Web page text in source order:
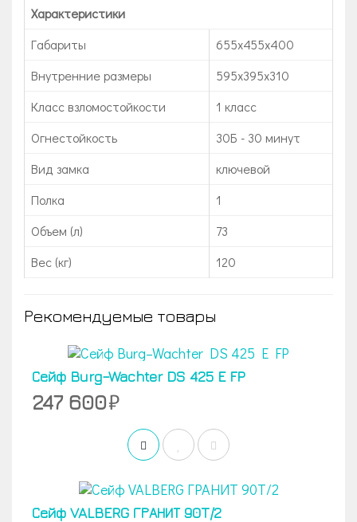
Характеристики
Габариты
655x455x400
Внутренние размеры
595х395х310
Класс взломостойкости
1 класс
Огнестойкость
30Б - 30 минут
Вид замка
ключевой
Полка
1
Объем (л)
73
Вес (кг)
120
Рекомендуемые товары
Сейф Burg–Wachter DS 425 E FP
247 600
Сейф VALBERG ГРАНИТ 90T/2